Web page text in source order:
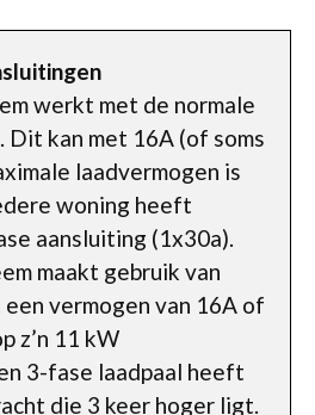
werkt met de normale
Dit kan met 16A (of soms
laadvermogen is
woning heeft
aansluiting (1x30a).
maakt gebruik van
vermogen van 16A of
z’n 11 kW
3-fase laadpaal heeft
die 3 keer hoger ligt.